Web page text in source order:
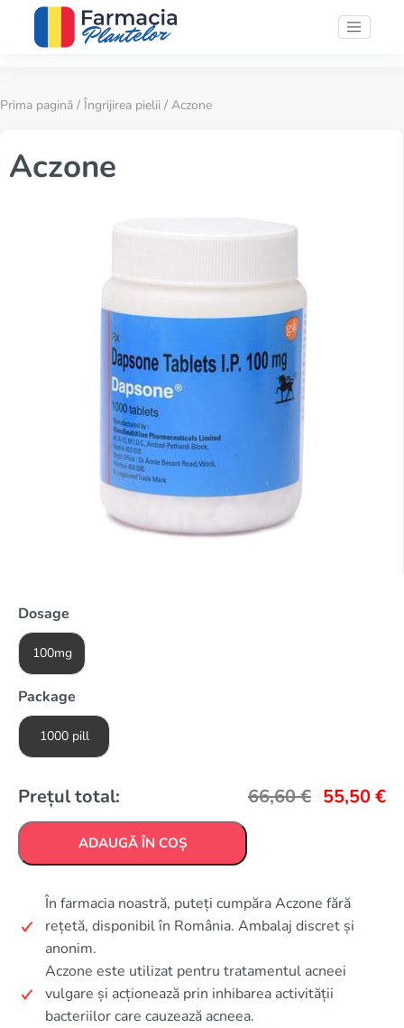
Prima pagină / Îngrijirea pielii / Aczone
Aczone
Dosage
100mg
Package
1000 pill
Prețul total: 66,60€ 55,50€
ADAUGĂ ÎN COȘ
În farmacia noastră, puteți cumpăra Aczone fără
rețetă, disponibil în România. Ambalaj discret și
anonim.
Aczone este utilizat pentru tratamentul acneei
vulgare și acționează prin inhibarea activității
bacteriilor care cauzează acneea.